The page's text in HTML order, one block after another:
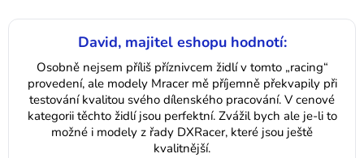
David, majitel eshopu hodnotí:
Osobně nejsem příliš příznivcem židlí v tomto „racing“
provedení, ale modely Mracer mě příjemně překvapily při
testování kvalitou svého dílenského pracování. V cenové
kategorii těchto židlí jsou perfektní. Zvážil bych ale je-li to
možné i modely z řady DXRacer, které jsou ještě
kvalitnější.